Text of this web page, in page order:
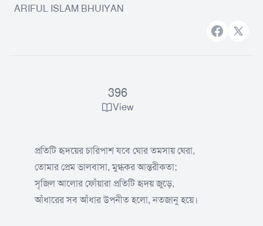
ARIFUL ISLAM BHUIYAN
Facebook
X
396
View
প্রতিটি হৃদয়ের চারিপাশ যবে ঘোর তমসায় ঘেরা,
তোমার প্রেম ভালবাসা, মুগ্ধকর আন্তরীকতা;
সৃজিল আলোর ফোঁয়ারা প্রতিটি হৃদয় জুড়ে,
আঁধারের সব আঁধার উপনীত হলো, নতজানু হয়ে।